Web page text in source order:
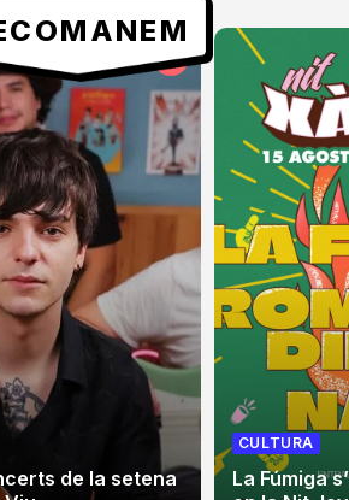
de la setena
CULTURA
La Fúmiga